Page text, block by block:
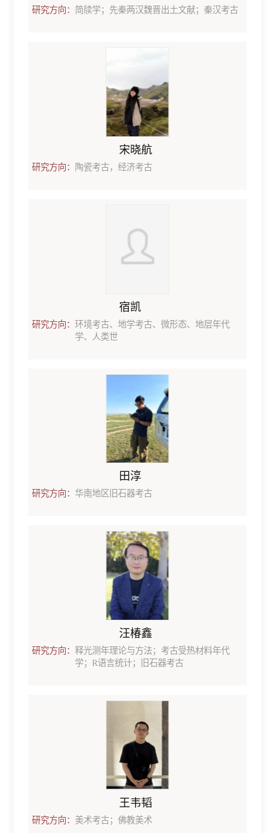
研究方向： 简牍学；先秦两汉魏晋出土文献；秦汉考古
宋晓航
研究方向： 陶瓷考古，经济考古
宿凯
研究方向： 环境考古、地学考古、微形态、地层年代
学、人类世
田淳
研究方向： 华南地区旧石器考古
汪椿鑫
研究方向： 释光测年理论与方法；考古受热材料年代
学；R语言统计；旧石器考古
王韦韬
研究方向： 美术考古；佛教美术